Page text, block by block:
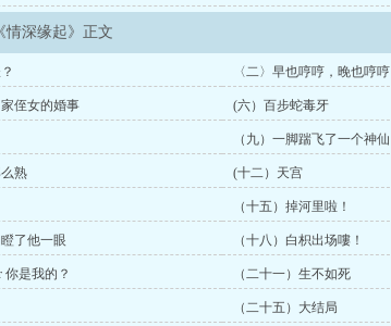
《情深缘起》正文
〈二〉早也哼哼，晚也哼哼
家侄女的婚事 (六）百步蛇毒牙
（九）一脚踹飞了一个神仙
熟 (十二）天宫
（十五）掉河里啦！
了他一眼 （十八）白枳出场嘍！
你是我的？ （二十一）生不如死
（二十五）大结局